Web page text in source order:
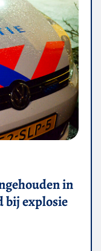
in
bij explosie